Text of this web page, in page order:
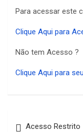
Para acessar este
Clique Aqui para
Não tem Acesso ?
Clique Aqui para
Acesso Restrito